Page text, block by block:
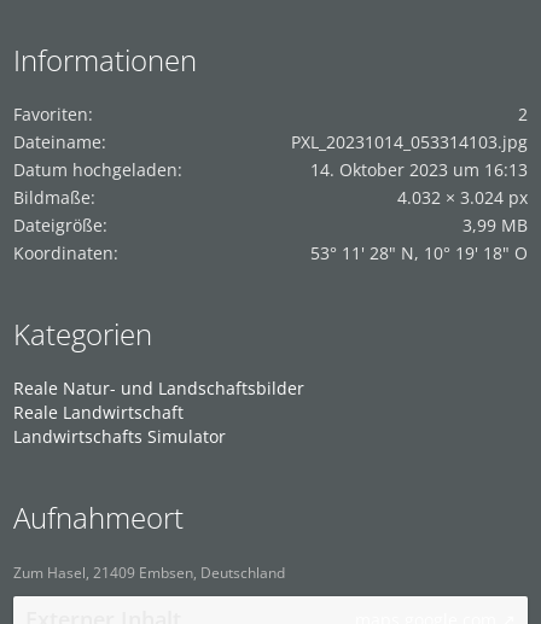
Informationen
Favoriten
2
Dateiname
PXL_20231014_053314103.jpg
Datum hochgeladen
14. Oktober 2023 um 16:13
Bildmaße
4.032 × 3.024 px
Dateigröße
3,99 MB
Koordinaten
53° 11' 28" N, 10° 19' 18" O
Kategorien
Reale Natur- und Landschaftsbilder
Reale Landwirtschaft
Landwirtschafts Simulator
Aufnahmeort
Zum Hasel, 21409 Embsen, Deutschland